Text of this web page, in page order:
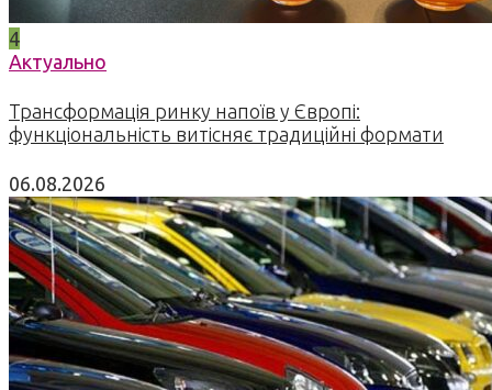
4
Актуально
Трансформація ринку напоїв у Європі:
функціональність витісняє традиційні формати
06.08.2026